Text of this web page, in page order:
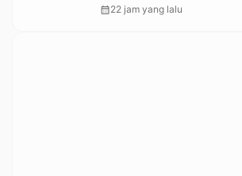
Sepanjang 500 Meter
calendar_month22 jam yang lalu